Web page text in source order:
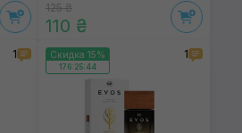
125 ₴
110 ₴
1 Скидка 15%
176:25:44
1